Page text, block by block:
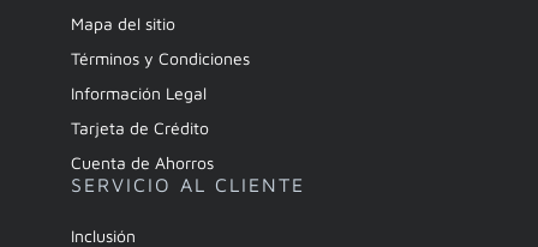
Mapa del sitio
Términos y Condiciones
Información Legal
Tarjeta de Crédito
Cuenta de Ahorros
SERVICIO AL CLIENTE
Inclusión